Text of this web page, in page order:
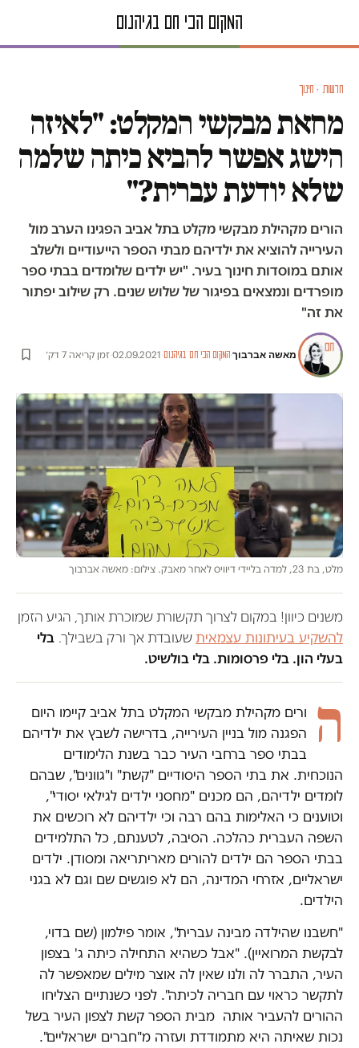
חדשות · חינוך
מחאת מבקשי המקלט: "לאיזה
הישג אפשר להביא כיתה שלמה
שלא יודעת עברית?"
הורים מקהילת מבקשי מקלט בתל אביב הפגינו הערב מול
העירייה להוציא את ילדיהם מבתי הספר הייעודיים ולשלב
אותם במוסדות חינוך בעיר. "יש ילדים שלומדים בבתי ספר
מופרדים ונמצאים בפיגור של שלוש שנים. רק שילוב יפתור
את זה"
מאשה אברבוך·המקום הכי חם בגיהנום·
02.09.2021
·זמן קריאה 7 דק׳
מלט, בת 23, למדה בליידי דיוויס לאחר מאבק. צילום: מאשה אברבוך
משנים כיוון! במקום לצרוך תקשורת שמוכרת אותך, הגיע הזמן
להשקיע בעיתונות עצמאיתשעובדת אך ורק בשבילך. בלי
בעלי הון. בלי פרסומות. בלי בולשיט.
ה
ורים מקהילת מבקשי המקלט בתל אביב קיימו היום
הפגנה מול בניין העירייה, בדרישה לשבץ את ילדיהם
בבתי ספר ברחבי העיר כבר בשנת הלימודים
הנוכחית. את בתי הספר היסודיים "קשת" ו"גוונים", שבהם
לומדים ילדיהם, הם מכנים "מחסני ילדים לגילאי יסודי",
וטוענים כי האלימות בהם רבה וכי ילדיהם לא רוכשים את
השפה העברית כהלכה. הסיבה, לטענתם, כל התלמידים
בבתי הספר הם ילדים להורים מאריתריאה ומסודן. ילדים
ישראליים, אזרחי המדינה, הם לא פוגשים שם וגם לא בגני
הילדים.
"חשבנו שהילדה מבינה עברית", אומר פילמון (שם בדוי,
לבקשת המרואיין). "אבל כשהיא התחילה כיתה ג' בצפון
העיר, התברר לה ולנו שאין לה אוצר מילים שמאפשר לה
לתקשר כראוי עם חבריה לכיתה". לפני כשנתיים הצליחו
ההורים להעביר אותה מבית הספר קשת לצפון העיר בשל
נכות שאיתה היא מתמודדת ועזרה מ"חברים ישראליים".